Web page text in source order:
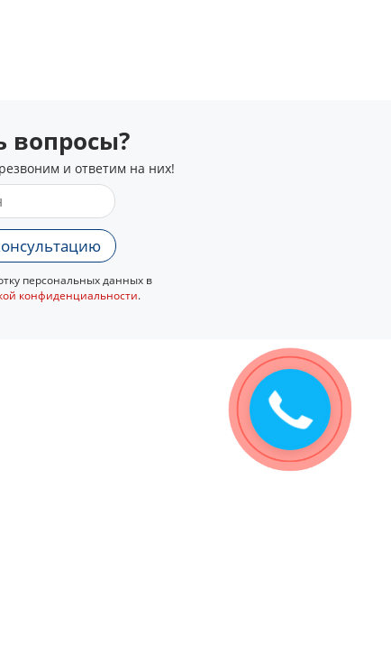
вопросы?
и ответим на них!
персональных данных в
конфиденциальности.
Закажите
звонок